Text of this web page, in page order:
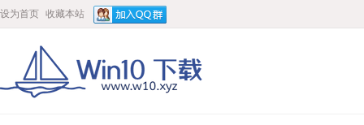
设为首页 收藏本站